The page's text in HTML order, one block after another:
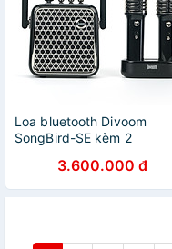
Loa bluetooth Divoom
SongBird-SE kèm 2
- Hàng chính hãng
3.600.000 đ